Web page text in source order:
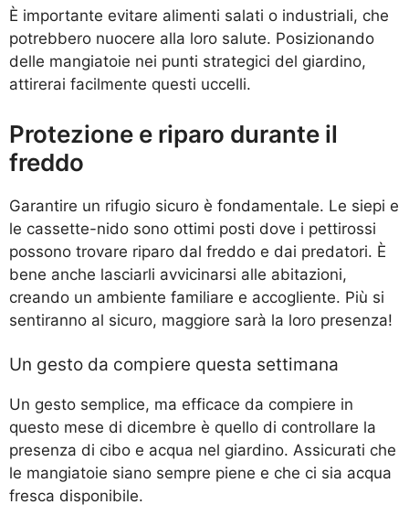
È importante evitare alimenti salati o industriali, che
potrebbero nuocere alla loro salute. Posizionando
delle mangiatoie nei punti strategici del giardino,
attirerai facilmente questi uccelli.
Protezione e riparo durante il
freddo
Garantire un rifugio sicuro è fondamentale. Le siepi e
le cassette-nido sono ottimi posti dove i pettirossi
possono trovare riparo dal freddo e dai predatori. È
bene anche lasciarli avvicinarsi alle abitazioni,
creando un ambiente familiare e accogliente. Più si
sentiranno al sicuro, maggiore sarà la loro presenza!
Un gesto da compiere questa settimana
Un gesto semplice, ma efficace da compiere in
questo mese di dicembre è quello di controllare la
presenza di cibo e acqua nel giardino. Assicurati che
le mangiatoie siano sempre piene e che ci sia acqua
fresca disponibile.